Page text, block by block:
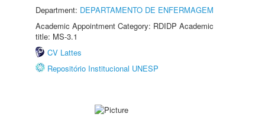
Department: DEPARTAMENTO DE ENFERMAGEM
Academic Appointment Category: RDIDP Academic
title: MS-3.1
CV Lattes
Repositório Institucional UNESP